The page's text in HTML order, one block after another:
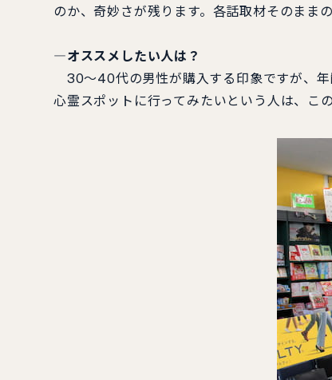
のか、奇妙さが残ります。各話取材そのまま
―オススメしたい人は？
30～40代の男性が購入する印象ですが、年
心霊スポットに行ってみたいという人は、こ